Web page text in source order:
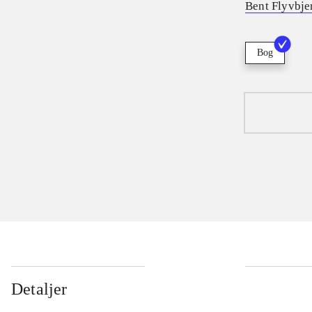
Bent
Bog
Detaljer